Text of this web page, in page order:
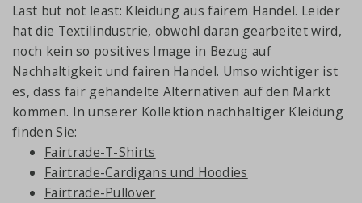
Last but not least: Kleidung aus fairem Handel. Leider
hat die Textilindustrie, obwohl daran gearbeitet wird,
noch kein so positives Image in Bezug auf
Nachhaltigkeit und fairen Handel. Umso wichtiger ist
es, dass fair gehandelte Alternativen auf den Markt
kommen. In unserer Kollektion nachhaltiger Kleidung
finden Sie:
Fairtrade-T-Shirts
Fairtrade-Cardigans und Hoodies
Fairtrade-Pullover